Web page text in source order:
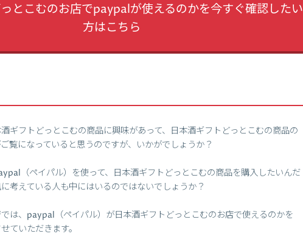
とこむのお店でpaypalが使えるのかを今すぐ確認したい
方はこちら
ギフトどっとこむの商品に興味があって、日本酒ギフトどっとこむの商品の
覧になっていると思うのですが、いかがでしょうか？
（ペイパル）を使って、日本酒ギフトどっとこむの商品を購入したいんだ
考えている人も中にはいるのではないでしょうか？
は、paypal（ペイパル）が日本酒ギフトどっとこむのお店で使えるのかを
ていただきます。